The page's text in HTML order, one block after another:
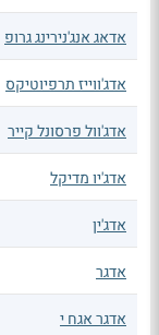
אדאג אנג'נירינג גרופ
אדג'ווייז תרפיוטיקס
אדג'וול פרסונל קייר
אדג'יו מדיקל
אדג'ין
אדגר
אדגר אגח י